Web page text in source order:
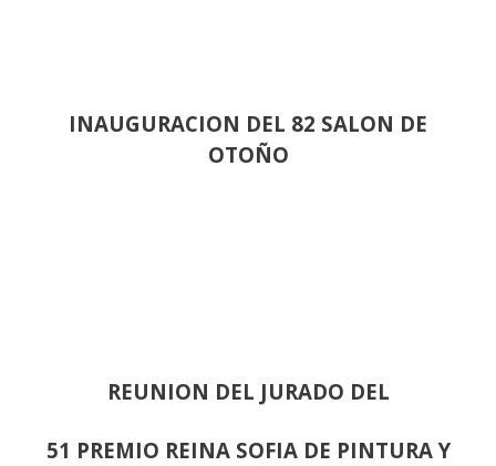
INAUGURACION DEL 82 SALON DE
OTOÑO
REUNION DEL JURADO DEL
51 PREMIO REINA SOFIA DE PINTURA Y